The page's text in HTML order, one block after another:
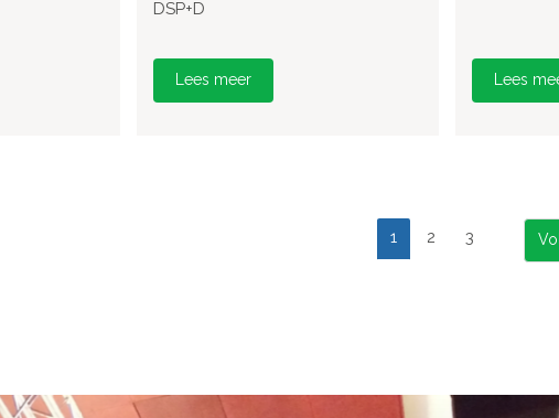
DSP+D
Lees meer Lees
1 2 3